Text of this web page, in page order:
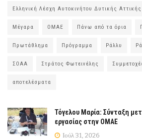
Ελληνική Λέσχη Αυτοκινήτου Δυτικής Αττικής
Μέγαρα ΟΜΑΕ Πάνω από τα όρια
Πρωτάθλημα Πρόγραμμα Ράλλυ
ΣΟΑΑ Στράτος Φωτεινέλης
αποτελέσματα
Τόγελου Μαρία: Σύνταξη
εργασίας στην ΟΜΑΕ
Ιούλ 31, 2026